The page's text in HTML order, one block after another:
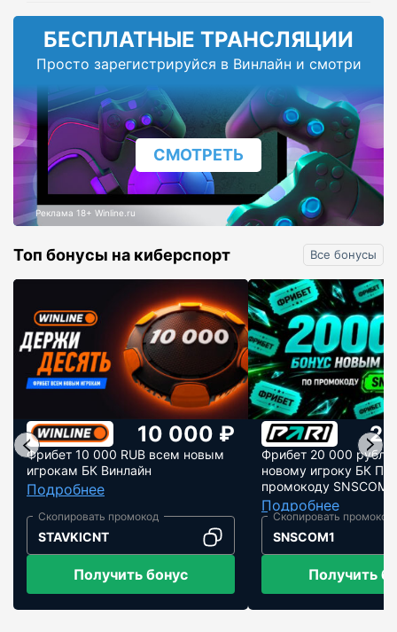
БЕСПЛАТНЫЕ ТРАНСЛЯЦИИ
Просто зарегистрируйся в Винлайн и смотри
СМОТРЕТЬ
Реклама 18+ Winline.ru
Топ бонусы на киберспорт Все бонусы
10 000 ₽
Фрибет 10 000 RUB всем новым
игрокам БК Винлайн
Подробнее
STAVKICNT
Получить бонус
Фрибет 20 000
новому игроку БК
промокоду SNSCOM1
Подробнее
SNSCOM1
Получить